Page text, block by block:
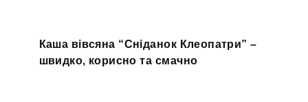
Каша вівсяна “Сніданок Клеопатри” –
швидко, корисно та смачно